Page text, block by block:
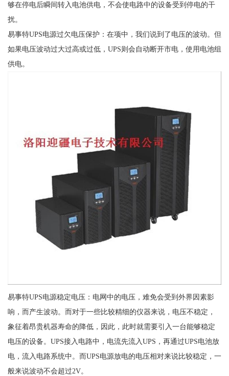
够在停电后瞬间转入电池供电，不会使电路中的设备受到停电的干
扰。
易事特UPS电源过欠电压保护：在项中，我们说到了电压的波动。但
如果电压波动过大过高或过低，UPS则会自动断开市电，使用电池组
供电。
易事特UPS电源稳定电压：电网中的电压，难免会受到外界因素影
响，而产生波动。而对于一些比较精细的仪器来说，电压不稳定，
象征着昂贵机器寿命的降低，因此，此时就需要引入一台能够稳定
电压的设备。UPS接入电路中，电流先流入UPS，再通过UPS电池放
电，流入电路系统中。而UPS电源放电的电压相对来说比较稳定，一
般来说波动不会超过2V。